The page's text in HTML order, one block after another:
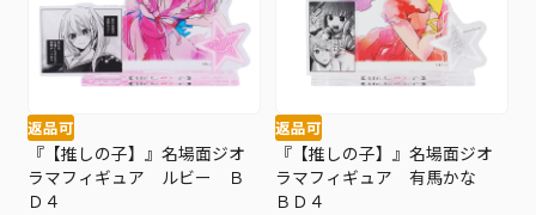
返品可
『【推しの子】』名場面ジオ
ラマフィギュア ルビー Ｂ
Ｄ４
返品可
『【推しの子】』名場面ジオ
ラマフィギュア 有馬かな
ＢＤ４